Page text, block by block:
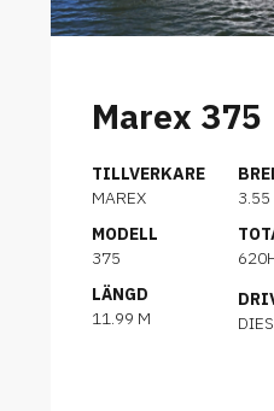
Marex 375
TILLVERKARE
MAREX
MODELL
375
LÄNGD
11.99 M
3.55